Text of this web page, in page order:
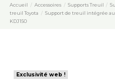
Accueil Accessoires Supports Treuil
treuil Toyota
Support de treuil intégrée au
KDJ150
Exclusivité web !